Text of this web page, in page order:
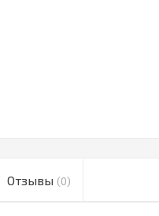
Отзывы (0)